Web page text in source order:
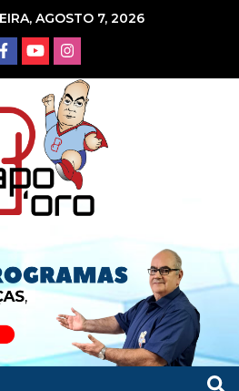
AGOSTO 7, 2026